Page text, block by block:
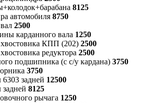
8125
автомобиля 8750
2500
карданного вала 1250
КПП (202) 2500
редуктора 2500
подшипника (с с/у кардана) 3750
3750
задней 12500
задней 8125
рычага 1250